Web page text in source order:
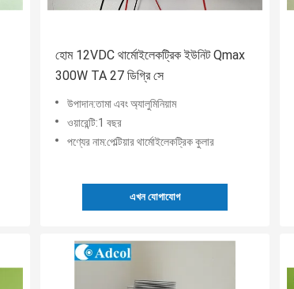
হোম 12VDC থার্মোইলেকট্রিক ইউনিট Qmax
300W TA 27 ডিগ্রি সে
উপাদান:তামা এবং অ্যালুমিনিয়াম
ওয়ারেন্টি:1 বছর
পণ্যের নাম:পেল্টিয়ার থার্মোইলেকট্রিক কুলার
এখন যোগাযোগ